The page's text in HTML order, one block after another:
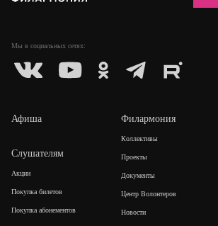
Мы в социальных сетях:
Афиша
Слушателям
Акции
Покупка билетов
Покупка абонементов
Филармония
Коллективы
Проекты
Документы
Центр Волонтеров
Новости